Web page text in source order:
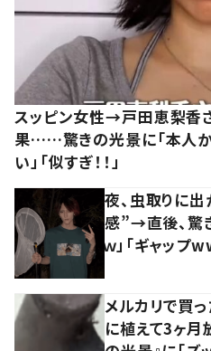
スッピン女性→戸田恵梨香
果……驚きの光景に「本人か
い」「似すぎ！！」
夜、虫取りに
感”→直後、驚
ｗ」「ギャップ
メルカリで買
に植えて3ヶ